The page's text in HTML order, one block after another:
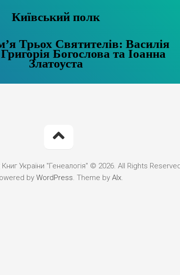
Київський полк
Трьох Святителів: Василія
Богослова та Іоанна
Златоуста
України "Генеалогія" © 2026. All Rights
by WordPress. Theme by Alx.